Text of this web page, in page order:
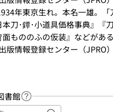
年東京生れ。本名一雄。
刀･鐔･小道具価格事典』『
もののふの仮装』などがある
版情報登録センター（JPRO）
書館 ヘルプページへのリンク